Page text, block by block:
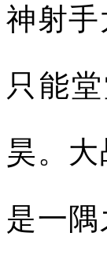
神射
只能
昊。
是一